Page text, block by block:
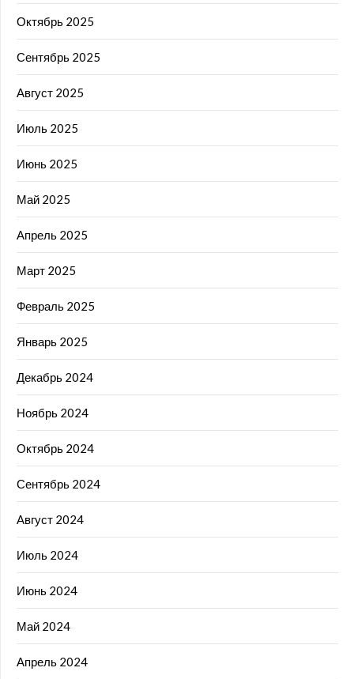
Октябрь 2025
Сентябрь 2025
Август 2025
Июль 2025
Июнь 2025
Май 2025
Апрель 2025
Март 2025
Февраль 2025
Январь 2025
Декабрь 2024
Ноябрь 2024
Октябрь 2024
Сентябрь 2024
Август 2024
Июль 2024
Июнь 2024
Май 2024
Апрель 2024